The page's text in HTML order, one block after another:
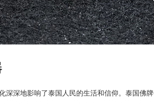
深深地影响了泰国人民的生活和信仰。泰国佛